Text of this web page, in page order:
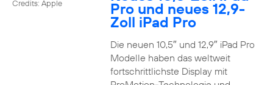
Credits: Apple Pro und neues 12,9-
Zoll iPad Pro
Die neuen 10,5″ und 12,9″ iPad Pro
Modelle haben das weltweit
fortschrittlichste Display mit